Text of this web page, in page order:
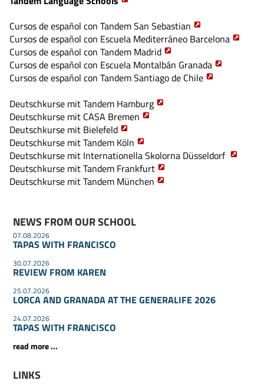
Cursos de español con Tandem San Sebastian
Cursos de español con Escuela Mediterráneo Barcelona
Cursos de español con Tandem Madrid
Cursos de español con Escuela Montalbán Granada
Cursos de español con Tandem Santiago de Chile
Deutschkurse mit Tandem Hamburg
Deutschkurse mit CASA Bremen
Deutschkurse mit Bielefeld
Deutschkurse mit Tandem Köln
Deutschkurse mit Internationella Skolorna Düsseldorf
Deutschkurse mit Tandem Frankfurt
Deutschkurse mit Tandem München
NEWS FROM OUR SCHOOL
07.08.2026
TAPAS WITH FRANCISCO
30.07.2026
REVIEW FROM KAREN
25.07.2026
LORCA AND GRANADA AT THE GENERALIFE 2026
24.07.2026
TAPAS WITH FRANCISCO
read more ...
LINKS